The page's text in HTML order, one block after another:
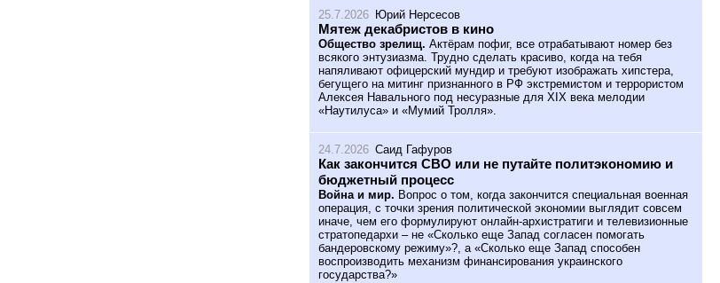
25.7.2026 Юрий Нерсесов
Мятеж декабристов в кино
Общество зрелищ. Актёрам пофиг, все отрабатывают номер без
всякого энтузиазма. Трудно сделать красиво, когда на тебя
напяливают офицерский мундир и требуют изображать хипстера,
бегущего на митинг признанного в РФ экстремистом и террористом
Алексея Навального под несуразные для XIX века мелодии
«Наутилуса» и «Мумий Тролля».
24.7.2026 Саид Гафуров
Как закончится СВО или не путайте политэкономию и
бюджетный процесс
Война и мир. Вопрос о том, когда закончится специальная военная
операция, с точки зрения политической экономии выглядит совсем
иначе, чем его формулируют онлайн-архистратиги и телевизионные
стратопедархи – не «Сколько еще Запад согласен помогать
бандеровскому режиму»?, а «Сколько еще Запад способен
воспроизводить механизм финансирования украинского
государства?»